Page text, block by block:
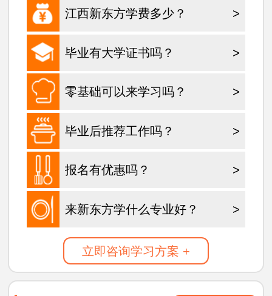
江西新东方学费多少？ >
毕业有大学证书吗？ >
零基础可以来学习吗？ >
毕业后推荐工作吗？ >
报名有优惠吗？ >
来新东方学什么专业好？ >
立即咨询学习方案 +